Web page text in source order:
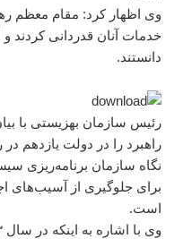
وی اظهار کرد: مقام معظم
خدمات آنان قدردانی
دانستند.
رئیس سازمان بهزیستی با
راهبرد را در دولت یازدهم
نگاه سازمان برنامه‌ریزی
برای جلوگیری از آسیب‌های
است.